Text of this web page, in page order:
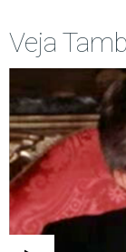
Veja